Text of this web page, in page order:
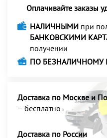
Оплачивайте заказы
НАЛИЧНЫМИ при
БАНКОВСКИМИ
получении
ПО БЕЗНАЛИЧНОМУ
Доставка по Москве и
– бесплатно
Доставка по России